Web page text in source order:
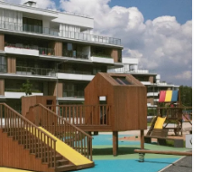
i w utrzymaniu zdrowej jamy
się również odpowiednio
które są stworzone z